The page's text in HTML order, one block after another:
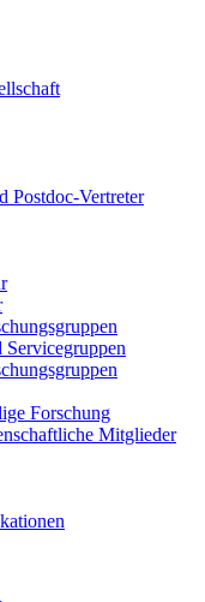
Postdoc-Vertreter
Forschung
Mitglieder